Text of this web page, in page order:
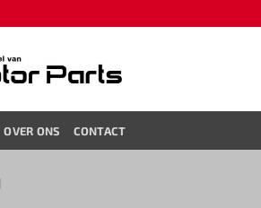
OVER ONS CONTACT